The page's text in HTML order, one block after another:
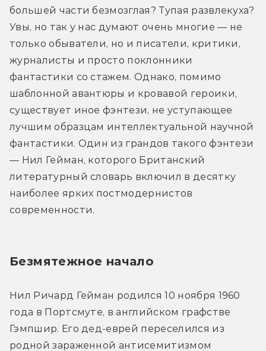
большей части безмозглая? Тупая развлекуха?
Увы, но так у нас думают очень многие — не
только обыватели, но и писатели, критики,
журналисты и просто поклонники
фантастики со стажем. Однако, помимо
шаблонной авантюры и кровавой героики,
существует иное фэнтези, не уступающее
лучшим образцам интеллектуальной научной
фантастики. Один из грандов такого фэнтези
— Нил Гейман, которого Британский
литературный словарь включил в десятку
наиболее ярких постмодернистов
современности.
Безмятежное начало
Нил Ричард Гейман родился 10 ноября 1960
года в Портсмуте, в английском графстве
Гэмпшир. Его дед-еврей переселился из
родной зараженной антисемитизмом